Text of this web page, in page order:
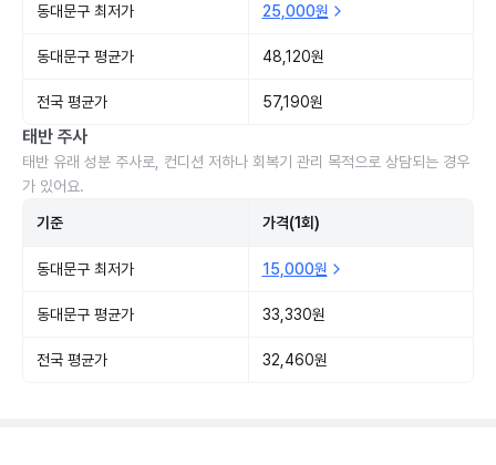
동대문구 최저가 25,000원
동대문구 평균가 48,120원
전국 평균가 57,190원
태반 주사
태반 유래 성분 주사로, 컨디션 저하나 회복기 관리 목적으로 상담되는 경우
가 있어요.
기준 가격(1회)
동대문구 최저가 15,000원
동대문구 평균가 33,330원
전국 평균가 32,460원